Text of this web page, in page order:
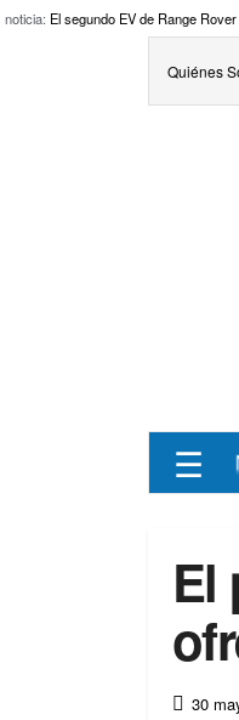
noticia: El segundo EV de Range Rover
Quiénes
☰
El
30